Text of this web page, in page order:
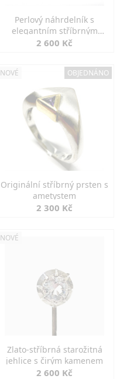
Perlový náhrdelník s
elegantním stříbrným
zapínáním
2 600 Kč
NOVÉ OBJEDNÁNO
Originální stříbrný prsten s
ametystem
2 300 Kč
NOVÉ
Zlato-stříbrná starožitná
jehlice s čirým kamenem
2 600 Kč